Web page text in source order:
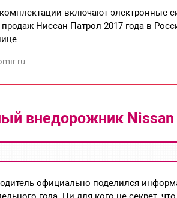
включают электронные
продаж Ниссан Патрол 2017 года в
внедорожник Nissan
официально поделился